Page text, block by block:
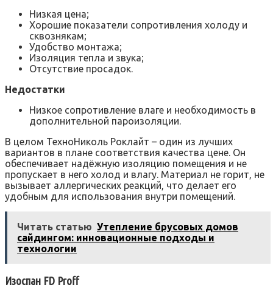
Низкая цена;
Хорошие показатели сопротивления холоду и
сквознякам;
Удобство монтажа;
Изоляция тепла и звука;
Отсутствие просадок.
Недостатки
Низкое сопротивление влаге и необходимость в
дополнительной пароизоляции.
В целом ТехноНиколь Роклайт – один из лучших
вариантов в плане соответствия качества цене. Он
обеспечивает надёжную изоляцию помещения и не
пропускает в него холод и влагу. Материал не горит, не
вызывает аллергических реакций, что делает его
удобным для использования внутри помещений.
Читать статью Утепление брусовых домов
сайдингом: инновационные подходы и
технологии
Изоспан FD Proff